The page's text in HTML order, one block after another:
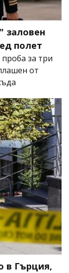
заловен
полет
за три
от
в Гърция,